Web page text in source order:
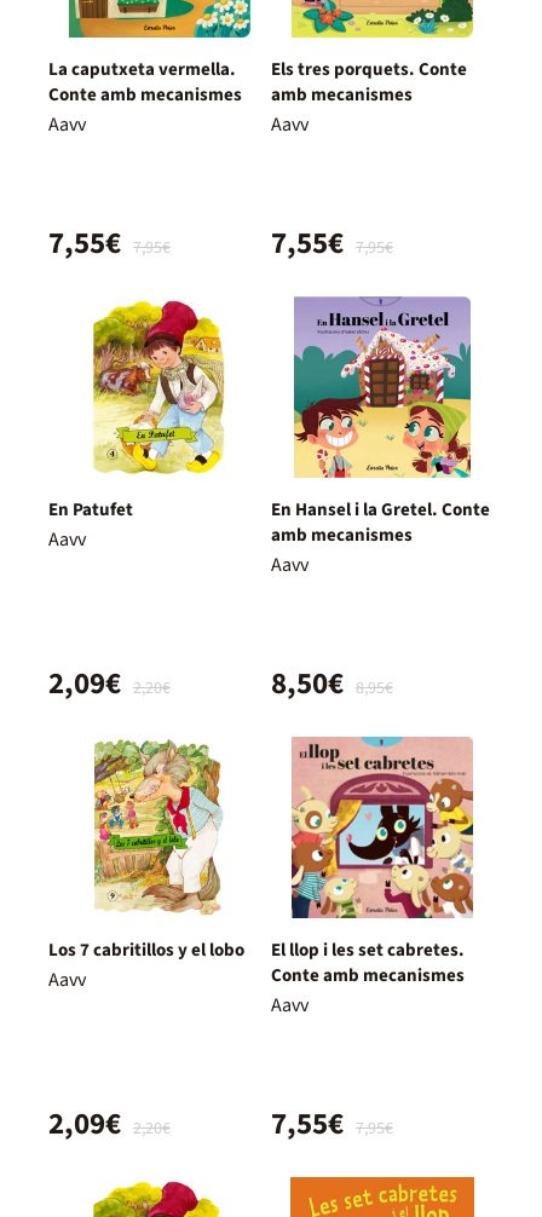
La caputxeta vermella.
Conte amb mecanismes
Aavv
7,95€
7,55€
Els tres porquets. Conte
amb mecanismes
Aavv
7,95€
7,55€
En Patufet
Aavv
2,20€
2,09€
En Hansel i la Gretel. Conte
amb mecanismes
Aavv
8,95€
8,50€
Los 7 cabritillos y el lobo
Aavv
2,20€
2,09€
El llop i les set cabretes.
Conte amb mecanismes
Aavv
7,95€
7,55€